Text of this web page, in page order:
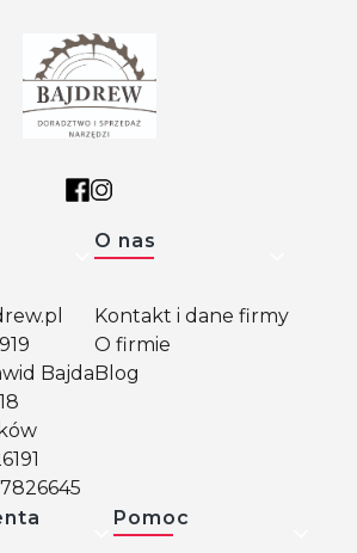
Linki w stopce
Bajda
O nas
Kontakt i dane firmy
O firmie
Blog
Pomoc